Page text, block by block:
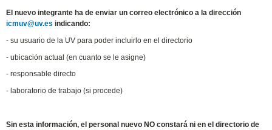
El nuevo integrante ha de enviar un correo electrónico a la dirección
icmuv@uv.es indicando:
- su usuario de la UV para poder incluirlo en el directorio
- ubicación actual (en cuanto se le asigne)
- responsable directo
- laboratorio de trabajo (si procede)
Sin esta información, el personal nuevo NO constará ni en el directorio de